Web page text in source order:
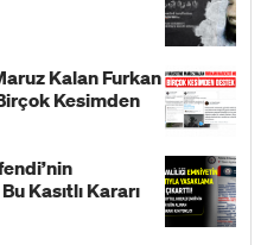
Kalan Furkan
Kesimden
Kasıtlı Kararı